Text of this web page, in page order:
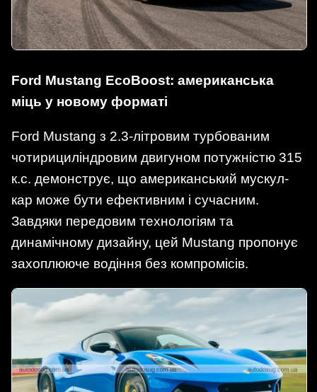
Ford Mustang EcoBoost: американська
міць у новому форматі
Ford Mustang з 2.3-літровим турбованим
чотирициліндровим двигуном потужністю 315
к.с. демонструє, що американський мускул-
кар може бути ефективним і сучасним.
Завдяки передовим технологіям та
динамічному дизайну, цей Mustang пропонує
захоплююче водіння без компромісів.